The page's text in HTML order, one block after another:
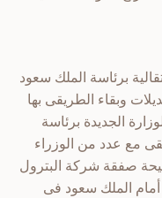
وزارة انتقالية برئاسة الملك سعود
وبقاء الطريقى بها
الوزارة الجديدة برئاسة
مع عدد من الوزراء
صفقة شركة البترول
أمام الملك سعود فى